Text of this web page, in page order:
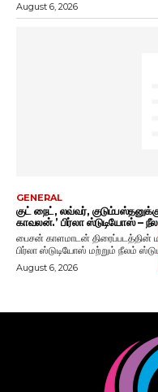
August 6, 2026
GENERAL
குட் நைட், லவ்வர்,
காவலன்.’ பிர்லா ஸ்டுடியோஸ் –
பைசன் காளமாடன் திரைப்படத்தின்
பிர்லா ஸ்டுடியோஸ் மற்றும் நீலம்
August 6, 2026